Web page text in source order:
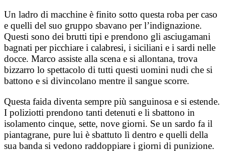
Un ladro di macchine è finito sotto questa roba per caso
e quelli del suo gruppo sbavano per l’indignazione.
Questi sono dei brutti tipi e prendono gli asciugamani
bagnati per picchiare i calabresi, i siciliani e i sardi nelle
docce. Marco assiste alla scena e si allontana, trova
bizzarro lo spettacolo di tutti questi uomini nudi che si
battono e si divincolano mentre il sangue scorre.
Questa faida diventa sempre più sanguinosa e si estende.
I poliziotti prendono tanti detenuti e li sbattono in
isolamento cinque, sette, nove giorni. Se un sardo fa il
piantagrane, pure lui è sbattuto lì dentro e quelli della
sua banda si vedono raddoppiare i giorni di punizione.